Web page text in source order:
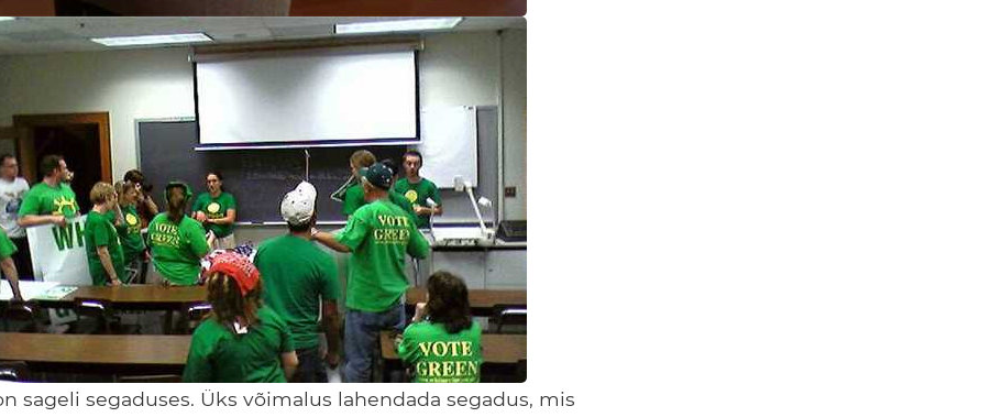
sageli segaduses. Üks võimalus lahendada segadus, mis